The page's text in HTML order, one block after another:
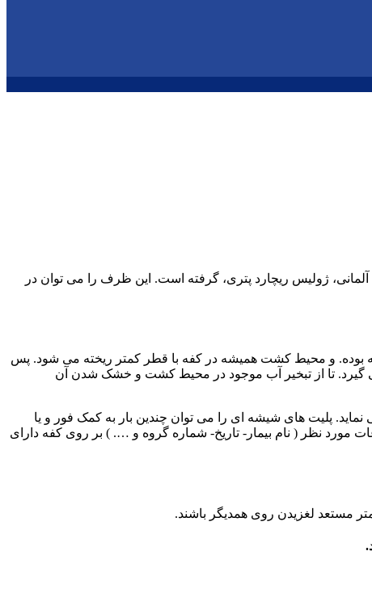
ژولیس ریچارد پتری، گرفته است. این ظرف را می توان در
بوده. و محیط کشت همیشه در کفه با قطر کمتر ریخته می شود. پس
می گیرد. تا از تبخیر آب موجود در محیط کشت و خشک شدن آن
پلیت های شیشه ای را می توان چندین بار به کمک فور و یا
مورد نظر ( نام بیمار- تاریخ- شماره گروه و …. ) بر روی کفه دارای
مستعد لغزیدن روی همدیگر باشند.